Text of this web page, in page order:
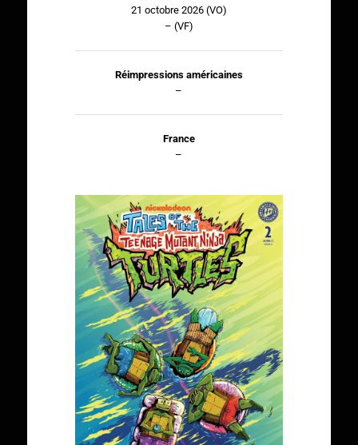
21 octobre 2026 (VO)
– (VF)
Réimpressions américaines
–
France
–